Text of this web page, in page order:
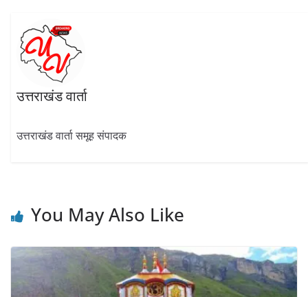
उत्तराखंड वार्ता
उत्तराखंड वार्ता समूह संपादक
You May Also Like